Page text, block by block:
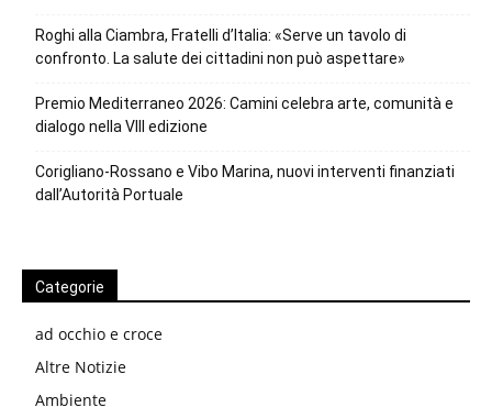
Roghi alla Ciambra, Fratelli d’Italia: «Serve un tavolo di
confronto. La salute dei cittadini non può aspettare»
Premio Mediterraneo 2026: Camini celebra arte, comunità e
dialogo nella VIII edizione
Corigliano-Rossano e Vibo Marina, nuovi interventi finanziati
dall’Autorità Portuale
Categorie
ad occhio e croce
Altre Notizie
Ambiente